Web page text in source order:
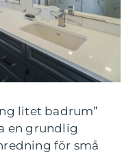
litet badrum”
en grundlig
för små